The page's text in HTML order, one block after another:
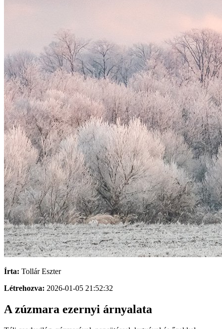
Írta: Tollár Eszter
Létrehozva: 2026-01-05 21:52:32
A zúzmara ezernyi árnyalata